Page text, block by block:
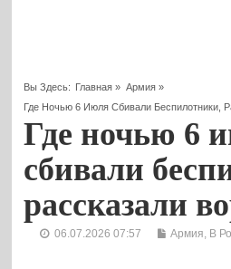
Вы Здесь: Главная » Армия»
Где Ночью 6 Июля Сбивали Беспилотники,
Где ночью 6
сбивали
рассказали
06.07.2026 07:57 Армия В